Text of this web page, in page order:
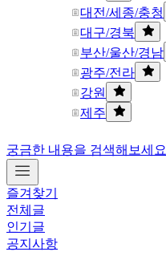
대전/세종/충청
대구/경북
부산/울산/경남
광주/전라
강원
제주
궁금한 내용을 검색해보세요
즐겨찾기
전체글
인기글
공지사항